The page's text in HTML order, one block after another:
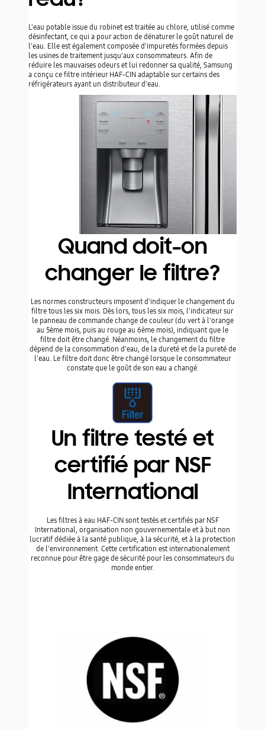
Quand doit-on changer le
filtre?
Les normes constructeurs imposent d'indiquer le
changement du filtre tous les six mois. Dès lors, tous les
six mois, l'indicateur sur le panneau de commande change
de couleur (du vert à l'orange au 5ème mois, puis au rouge
au 6ème mois), indiquant que le filtre doit être changé.
Néanmoins, le changement du filtre dépend de la
consommation d'eau, de la dureté et de la pureté de l'eau.
constate que le goût de son eau a changé.
Un filtre testé et certifié par
NSF International
Les filtres à eau HAF-CIN sont testés et certifiés par NSF
International, organisation non gouvernementale et à but
non lucratif dédiée à la santé publique, à la sécurité, et à la
protection de l'environnement. Cette certification est
internationalement reconnue pour être gage de sécurité
pour les consommateurs du monde entier.
Les filtres à eau SAMSUNG, utilisant uniquement du
carbone de haute qualité, enlèvent plus de 99% de
polluants potentiellement dangereux pouvant être présents
dans votre eau, tels que : - le chlore, largement utilisé dans
le traitement de l'eau comme désinfectant, qui donne à l'eau
un goût et une odeur particulière,
- les produits chimiques, l'amiante, le benzène, le mercure,
le carbofuran, qui sont des polluants industriels toxiques